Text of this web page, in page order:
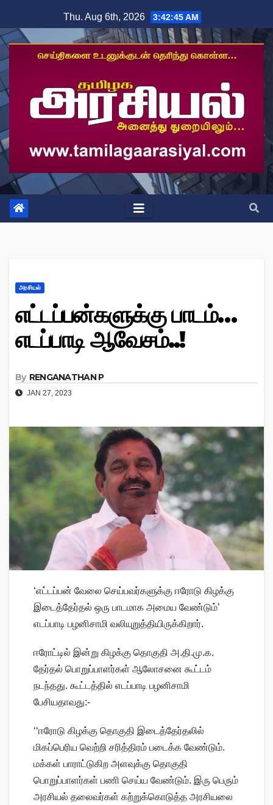
to
content
Thu. Aug 6th, 2026 3:42:46 AM
அரசியல்
எட்டப்பன்களுக்கு பாடம்…
எடப்பாடி ஆவேசம்..!
By RENGANATHAN P
JAN 27, 2023
‘எட்டப்பன் வேலை செய்பவர்களுக்கு ஈரோடு கிழக்கு
இடைத்தேர்தல் ஒரு பாடமாக அமைய வேண்டும்’
எடப்பாடி பழனிசாமி வலியுறுத்தியிருக்கிறார்.
ஈரோட்டில் இன்று கிழக்கு தொகுதி அ.தி.மு.க.
தேர்தல் பொறுப்பாளர்கள் ஆலோசனை கூட்டம்
நடந்தது. கூட்டத்தில் எடப்பாடி பழனிசாமி
பேசியதாவது:-
‘‘ஈரோடு கிழக்கு தொகுதி இடைத்தேர்தலில்
மிகப்பெரிய வெற்றி சரித்திரம் படைக்க வேண்டும்.
மக்கள் பாராட்டுகிற அளவுக்கு தொகுதி
பொறுப்பாளர்கள் பணி செய்ய வேண்டும். இரு பெரும்
அரசியல் தலைவர்கள் கற்றுக்கொடுத்த அரசியலை